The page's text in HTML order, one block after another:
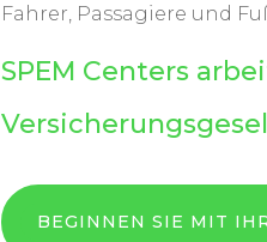
Fahrer, Passagiere und
SPEM Centers
BEGINNEN SIE MIT